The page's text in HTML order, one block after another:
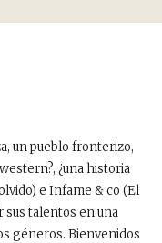
un pueblo fronterizo,
¿una historia
e Infame & co (El
sus talentos en una
géneros. Bienvenidos